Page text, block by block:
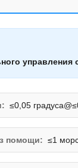
управления
≤0,05
помощи: ≤1